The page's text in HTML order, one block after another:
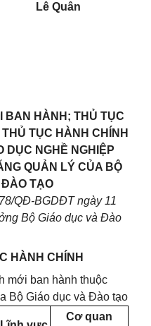
Lê Quân
BAN HÀNH; THỦ TỤC
TỤC HÀNH CHÍNH
DỤC NGHỀ NGHIỆP
QUẢN LÝ CỦA BỘ
TẠO
QĐ-BGDĐT ngày 11
Bộ Giáo dục và Đào
HÀNH CHÍNH
mới ban hành thuộc
Bộ Giáo dục và Đào tạo
Cơ quan